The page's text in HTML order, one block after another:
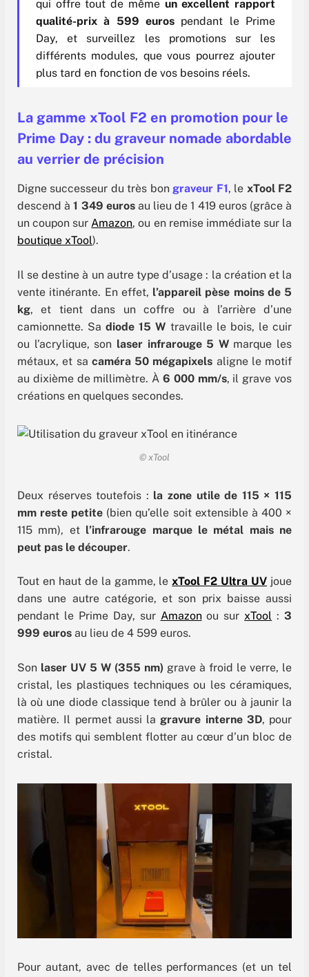
qui offre tout de même un excellent rapport
qualité-prix à 599 euros pendant le Prime
Day, et surveillez les promotions sur les
différents modules, que vous pourrez ajouter
plus tard en fonction de vos besoins réels.
La gamme xTool F2 en promotion pour le
Prime Day : du graveur nomade abordable
au verrier de précision
Digne successeur du très bon graveur F1, le xTool F2
descend à1 349 eurosau lieu de 1 419 euros (grâce à
un coupon surAmazon, ou en remise immédiate sur la
boutique xTool).
Il se destine à un autre type d’usage : la création et la
vente itinérante. En effet, l’appareil pèse moins de 5
kg, et tient dans un coffre ou à l’arrière d’une
camionnette. Sadiode 15 W travaille le bois, le cuir
ou l’acrylique, son laser infrarouge 5 Wmarque les
métaux, et sa caméra 50 mégapixels aligne le motif
au dixième de millimètre. À 6 000 mm/s, il grave vos
créations en quelques secondes.
© xTool
Deux réserves toutefois : la zone utile de 115 × 115
mm reste petite (bien qu’elle soit extensible à 400 ×
115 mm), et l’infrarouge marque le métal mais ne
peut pas le découper.
Tout en haut de la gamme, lexTool F2 Ultra UV joue
dans une autre catégorie, et son prix baisse aussi
pendant le Prime Day, sur Amazonou surxTool :3
999 euros au lieu de 4 599 euros.
Son laser UV 5 W (355 nm) grave à froid le verre, le
cristal, les plastiques techniques ou les céramiques,
là où une diode classique tend à brûler ou à jaunir la
matière. Il permet aussi la gravure interne 3D, pour
des motifs qui semblent flotter au cœur d’un bloc de
cristal.
Pour autant, avec de telles performances (et un tel